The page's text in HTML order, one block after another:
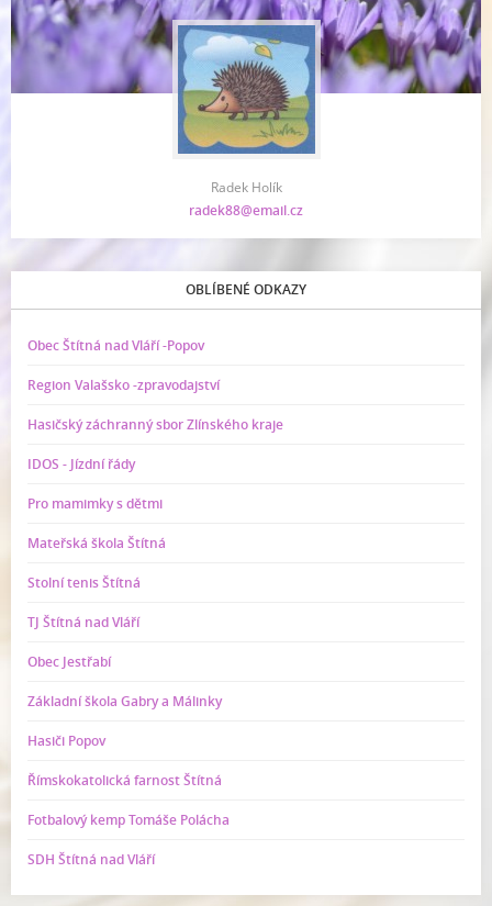
Radek Holík
radek88@email.cz
OBLÍBENÉ ODKAZY
Obec Štítná nad Vláří -Popov
Region Valašsko -zpravodajství
Hasičský záchranný sbor Zlínského kraje
IDOS - Jízdní řády
Pro mamimky s dětmi
Mateřská škola Štítná
Stolní tenis Štítná
TJ Štítná nad Vláří
Obec Jestřabí
Základní škola Gabry a Málinky
Hasiči Popov
Římskokatolická farnost Štítná
Fotbalový kemp Tomáše Polácha
SDH Štítná nad Vláří